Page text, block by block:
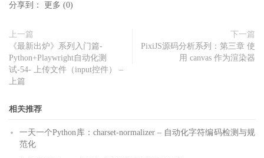
分享到： 更多 (0)
上一篇
《最新出炉》系列入门篇-
Python+Playwright自动化测
试-54- 上传文件（input控件） –
上篇
下一篇
PixiJS源码分析系列：第三章 使
用 canvas 作为渲染器
相关推荐
一天一个Python库：charset-normalizer – 自动化字符编码检测与规
范化